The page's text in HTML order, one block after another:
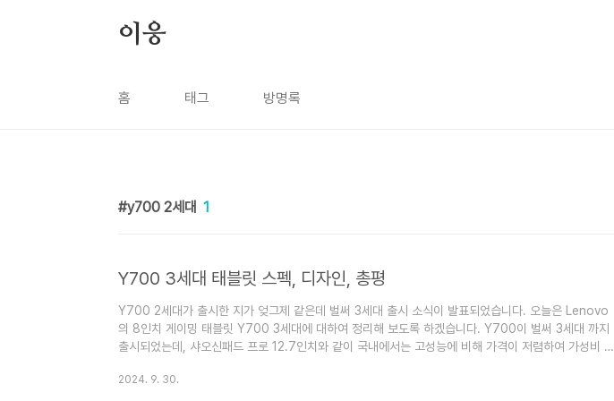
이응
홈 태그 방명록
y700 2세대 1
Y700 3세대 태블릿 스펙, 디자인, 총평
Y700 2세대가 출시한 지가 엊그제 같은데 벌써 3세대 출시 소식이 발표되었습니다. 오늘은 Lenovo
의 8인치 게이밍 태블릿 Y700 3세대에 대하여 정리해 보도록 하겠습니다. Y700이 벌써 3세대 까지
출시되었는데, 샤오신패드 프로 12.7인치와 같이 국내에서는 고성능에 비해 가격이 저렴하여 가성비 태
청난 할인으로 국내에서 유명세를 타기 시작했습니다. 그도 그럴 것이 플래그쉽 모바일 기기에 탑재되
2024. 9. 30.